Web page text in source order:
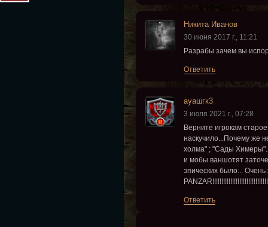
Никита Иванов
30 июня 2017 г., 11:21
Разрабы зачем вы
Ответить
ауашгк3
3 июля 2021 г., 07:28
Верните игрокам
наскучило...Почему же
холма" ; "Сады Химеры".
и мобы ваншотят
эпических было...
Ответить